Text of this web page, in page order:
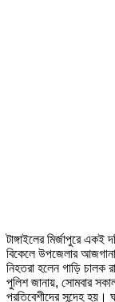
টাঙ্গাইলের মির্জাপুরে
বিকেলে উপজেলার
নিহতরা হলেন গাড়ি চালক
পুলিশ জানায়, সোমবার
প্রতিবেশীদের সন্দেহ হয়।